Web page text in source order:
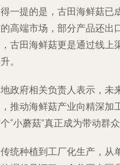
一提的是，古田海鲜菇已
高端市场，部分产品还出
古田海鲜菇更是通过线上
。
政府相关负责人表示，未
推动海鲜菇产业向精深加
“小蘑菇”真正成为带动群众
统种植到工厂化生产，从